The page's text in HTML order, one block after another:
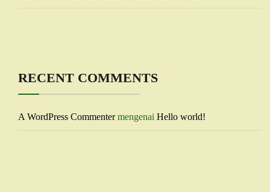
RECENT COMMENTS
A WordPress Commentermengenai Hello world!